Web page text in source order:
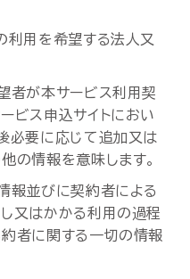
利用を希望する法人又
者が本サービス利用契
ビス申込サイトにおい
必要に応じて追加又は
の情報を意味します。
報並びに契約者による
又はかかる利用の過程
者に関する一切の情報